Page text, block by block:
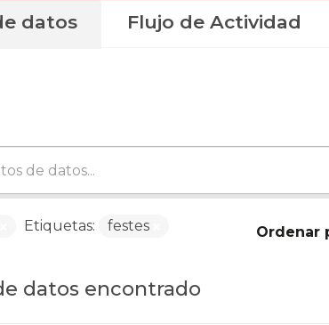
datos Flujo de Actividad
Ordenar
datos encontrado
Etiquetas: festes